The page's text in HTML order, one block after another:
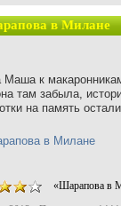
в Милане
Маша к
там забыла,
на память
«Шарапова в